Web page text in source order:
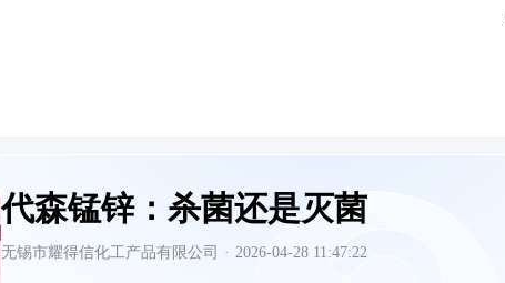
代森锰锌：杀菌还是灭菌
无锡市耀得信化工产品有限公司 · 2026-04-28 11:47:22